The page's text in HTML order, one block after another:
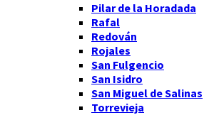
Pilar de la Horadada
Rafal
Redován
Rojales
San Fulgencio
San Isidro
San Miguel de Salinas
Torrevieja